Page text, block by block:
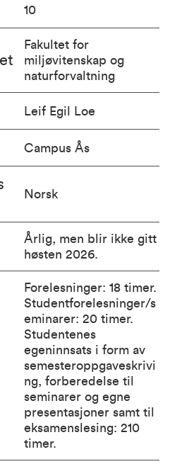
10
Fakultet for
miljøvitenskap og
naturforvaltning
Leif Egil Loe
Campus Ås
Norsk
Årlig, men blir ikke gitt
høsten 2026.
Forelesninger: 18 timer.
Studentforelesninger/s
eminarer: 20 timer.
Studentenes
egeninnsats i form av
semesteroppgaveskrivi
ng, forberedelse til
seminarer og egne
presentasjoner samt til
eksamenslesing: 210
timer.